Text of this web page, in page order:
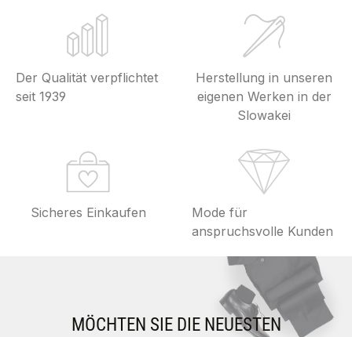
Der Qualität verpflichtet
seit 1939
Herstellung in unseren
eigenen Werken in der
Slowakei
Sicheres Einkaufen
Mode für
anspruchsvolle Kunden
MÖCHTEN SIE DIE NEUESTEN